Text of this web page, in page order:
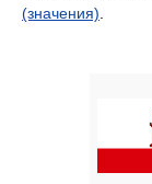
(значения)